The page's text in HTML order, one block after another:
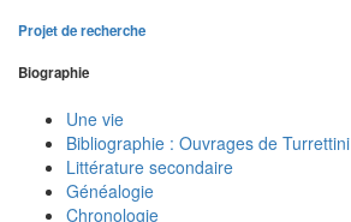
Projet de recherche
Biographie
Une vie
Bibliographie : Ouvrages de Turrettini
Littérature secondaire
Généalogie
Chronologie